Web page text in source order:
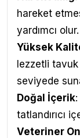
hareket
yardımcı olur.
Yüksek
lezzetli
seviyede
Doğal İçerik
tatlandırıcı
Veteriner